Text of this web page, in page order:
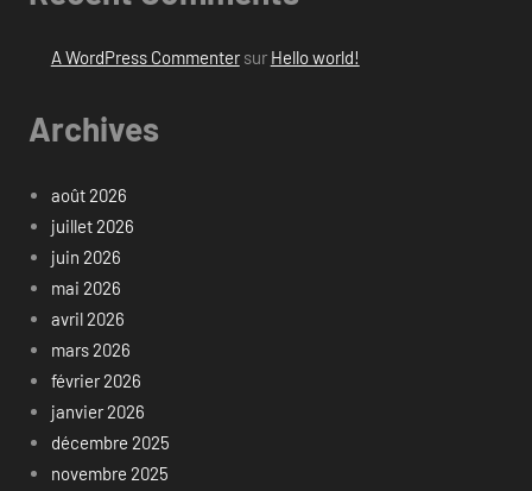
A WordPress Commentersur Hello world!
Archives
août 2026
juillet 2026
juin 2026
mai 2026
avril 2026
mars 2026
février 2026
janvier 2026
décembre 2025
novembre 2025